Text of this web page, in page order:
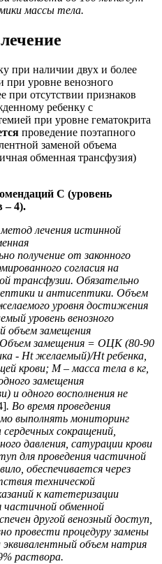
массы тела.
при наличии двух и более
уровне венозного
при отсутствии признаков
ребенку с
при уровне гематокрита
проведение поэтапного
заменой объема
обменная трансфузия)
С (уровень
– 4).
лечения истинной
получение от законного
согласия на
трансфузии. Обязательно
и антисептики. Объем
уровня достижения
уровень венозного
объем замещения
замещения = ОЦК (80-90
- Ht желаемый)/Ht ребенка,
крови; М – масса тела в кг,
замещения
и одного восполнения не
. Во время проведения
выполнять мониторинг
сокращений,
давления, сатурации крови
для проведения частичной
обеспечивается через
технической
к катетеризации
частичной обменной
другой венозный доступ,
провести процедуру замены
эквивалентный объем натрия
раствора.